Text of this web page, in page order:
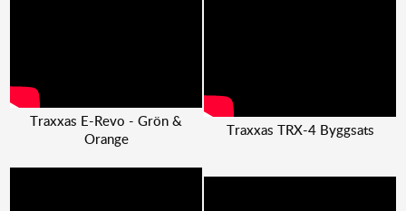
Traxxas E-Revo - Grön &
Orange
Traxxas TRX-4 Byggsats